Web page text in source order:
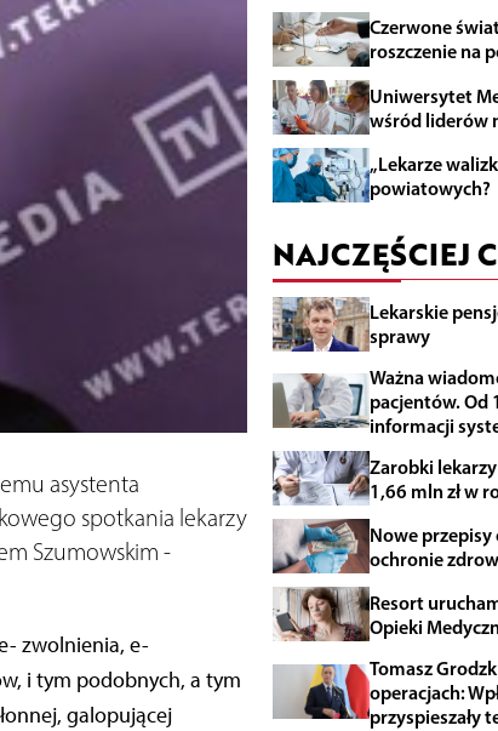
asystenta
spotkania lekarzy
Szumowskim -
zwolnienia, e-
i tym podobnych, a tym
galopującej
Czerwone
roszczenie na
Uniwersytet
wśród liderów
„Lekarze
powiatowych?
NAJCZĘŚCIEJ
Lekarskie
sprawy
Ważna
pacjentów. Od
informacji
Zarobki
1,66 mln zł w
Nowe przepisy
ochronie
Resort
Opieki
Tomasz
operacjach:
przyspieszały